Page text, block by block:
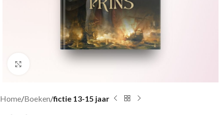
Groter bekijken
Home Boeken fictie 13-15 jaar